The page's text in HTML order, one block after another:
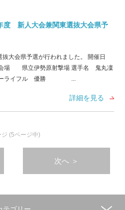
度 新人大会兼関東選抜大会県予
抜大会県予選が行われました。 開催日
会場 県立伊勢原射撃場 選手名 鬼丸凜
ーライフル 優勝 ...
詳細を見る
ジ (5ページ中)
次へ ＞